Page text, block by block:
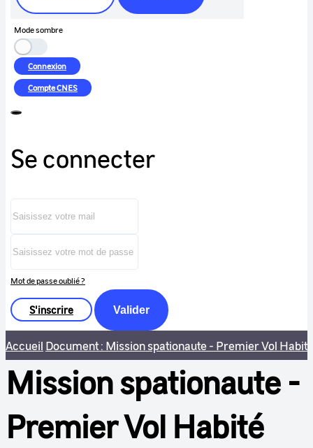
Mode sombre
Connexion
CompteCNES
Se connecter
Mot de passe oublié ?
S'inscrire Valider
Accueil Document : Mission spationaute - Premier Vol
Mission spationaute -
Premier Vol Habité